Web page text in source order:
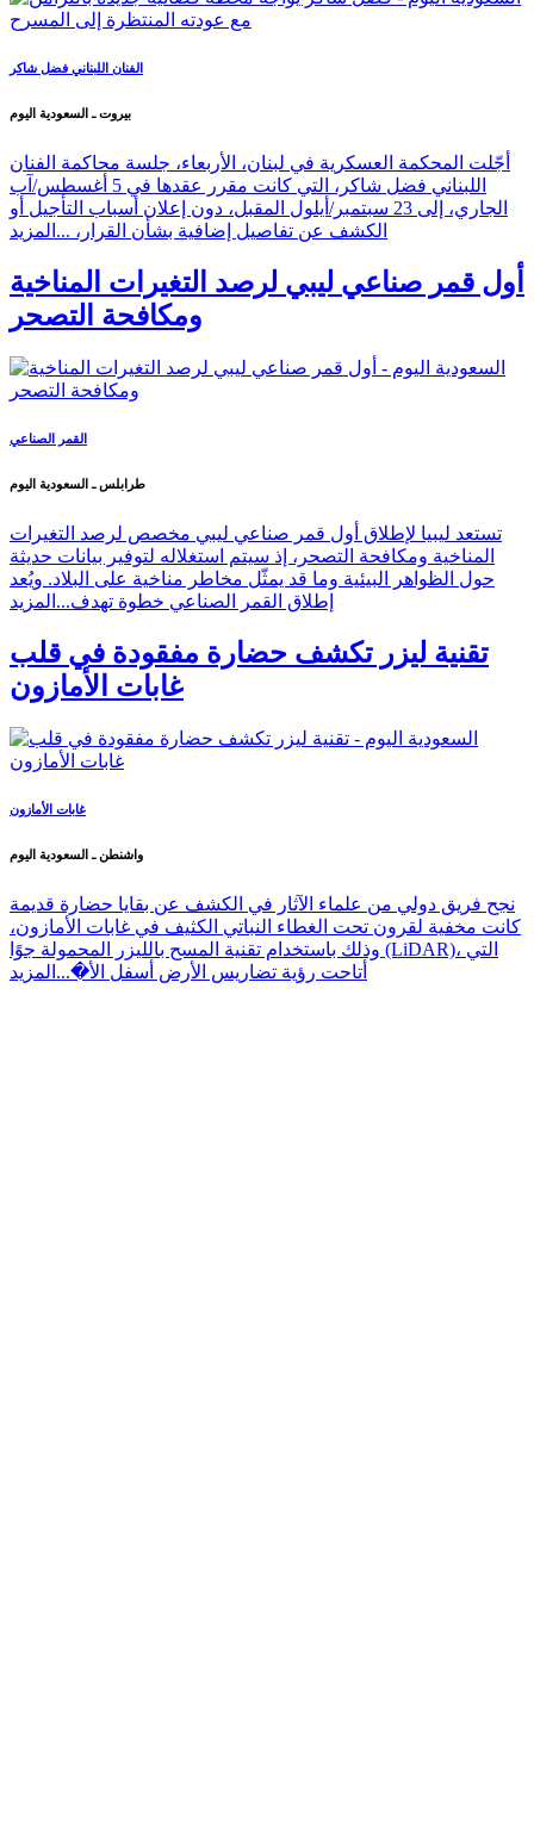
الفنان اللبناني فضل شاكر
بيروت ـ السعودية اليوم
أجّلت المحكمة العسكرية في لبنان، الأربعاء، جلسة محاكمة الفنان
اللبناني فضل شاكر، التي كانت مقرر عقدها في 5 أغسطس/آب
الجاري، إلى 23 سبتمبر/أيلول المقبل، دون إعلان أسباب التأجيل أو
الكشف عن تفاصيل إضافية بشأن القرار، ... المزيد
أول قمر صناعي ليبي لرصد التغيرات المناخية
ومكافحة التصحر
القمر الصناعي
طرابلس ـ السعودية اليوم
تستعد ليبيا لإطلاق أول قمر صناعي ليبي مخصص لرصد التغيرات
المناخية ومكافحة التصحر، إذ سيتم استغلاله لتوفير بيانات حديثة
حول الظواهر البيئية وما قد يمثّل مخاطر مناخية على البلاد. ويُعد
إطلاق القمر الصناعي خطوة تهدف... المزيد
تقنية ليزر تكشف حضارة مفقودة في قلب
غابات الأمازون
غابات الأمازون
واشنطن ـ السعودية اليوم
نجح فريق دولي من علماء الآثار في الكشف عن بقايا حضارة قديمة
كانت مخفية لقرون تحت الغطاء النباتي الكثيف في غابات الأمازون،
وذلك باستخدام تقنية المسح بالليزر المحمولة جوًا (LiDAR)، التي
أتاحت رؤية تضاريس الأرض أسفل الأ�... المزيد